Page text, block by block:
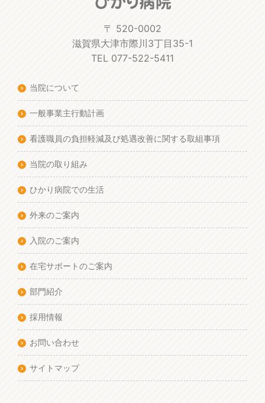
〒 520-0002
滋賀県大津市際川3丁目35-1
TEL 077-522-5411
当院について
一般事業主行動計画
看護職員の負担軽減及び処遇改善に関する取組事項
当院の取り組み
ひかり病院での生活
外来のご案内
入院のご案内
在宅サポートのご案内
部門紹介
採用情報
お問い合わせ
サイトマップ